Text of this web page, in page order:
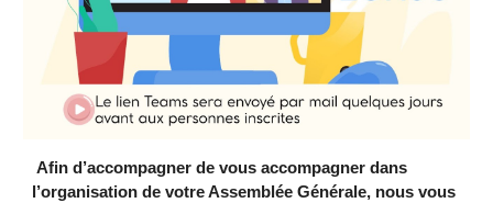
Afin d’accompagner de vous accompagner dans
l’organisation de votre Assemblée Générale, nous vous